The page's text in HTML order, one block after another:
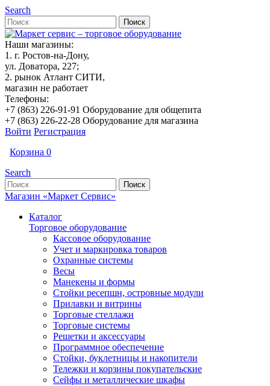
Search
Наши магазины:
1. г. Ростов-на-Дону,
ул. Доватора, 227;
2. рынок Атлант СИТИ,
магазин не работает
Телефоны:
+7 (863) 226-91-91 Оборудование для общепита
+7 (863) 226-22-28 Оборудование для магазина
Войти Регистрация
Корзина 0
Search
Магазин «Маркет Сервис»
Каталог
Торговое оборудование
Кассовое оборудование
Учет и маркировка товаров
Охранные системы
Весы
Манекены и формы
Стойки ресепшн, островные модули
Прилавки и витрины
Торговые стеллажи
Торговые системы
Решетки и аксессуары
Программное обеспечение
Стойки, буклетницы и накопители
Тележки и корзины покупательские
Сейфы и металлические шкафы